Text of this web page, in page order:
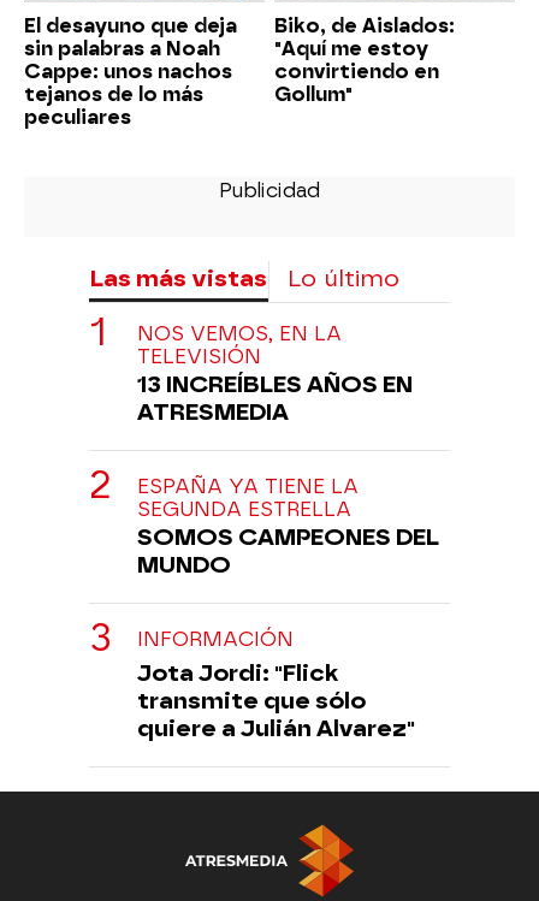
El desayuno que deja
sin palabras a Noah
Cappe: unos nachos
tejanos de lo más
peculiares
Biko, de Aislados:
"Aquí me estoy
convirtiendo en
Gollum"
Las más vistas Lo último
NOS VEMOS, EN LA
TELEVISIÓN
13 INCREÍBLES AÑOS EN
ATRESMEDIA
ESPAÑA YA TIENE LA
SEGUNDA ESTRELLA
SOMOS CAMPEONES DEL
MUNDO
INFORMACIÓN
Jota Jordi: "Flick
transmite que sólo
quiere a Julián Alvarez"